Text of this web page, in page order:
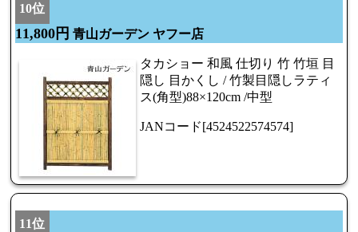
10位
11,800円 青山ガーデン ヤフー店
タカショー 和風 仕切り 竹 竹垣 目
隠し 目かくし / 竹製目隠しラティ
ス(角型)88×120cm /中型
JANコード[4524522574574]
11位